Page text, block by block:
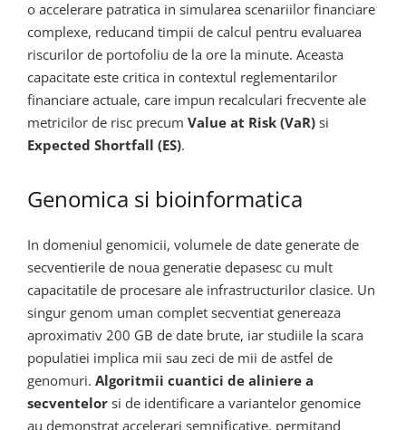
o accelerare patratica in simularea scenariilor financiare
complexe, reducand timpii de calcul pentru evaluarea
riscurilor de portofoliu de la ore la minute. Aceasta
capacitate este critica in contextul reglementarilor
financiare actuale, care impun recalculari frecvente ale
metricilor de risc precum Value at Risk (VaR) si
Expected Shortfall (ES).
Genomica si bioinformatica
In domeniul genomicii, volumele de date generate de
secventierile de noua generatie depasesc cu mult
capacitatile de procesare ale infrastructurilor clasice. Un
singur genom uman complet secventiat genereaza
aproximativ 200 GB de date brute, iar studiile la scara
populatiei implica mii sau zeci de mii de astfel de
genomuri. Algoritmii cuantici de aliniere a
secventelor si de identificare a variantelor genomice
au demonstrat accelerari semnificative, permitand